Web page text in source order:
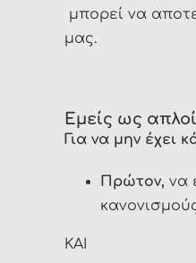
μπορεί να
μας.
Εμείς ως
Για να μην έχει
Πρώτον, να
ΚΑΙ